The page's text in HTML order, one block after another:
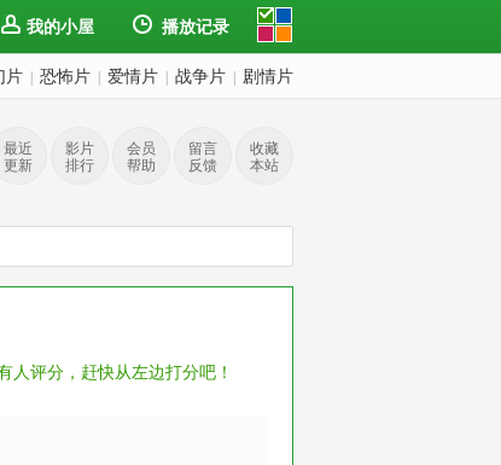
我的小屋 播放记录
片 恐怖片 爱情片 战争片 剧情片
最近
更新
影片
排行
会员
帮助
留言
反馈
收藏
本站
人评分，赶快从左边打分吧！